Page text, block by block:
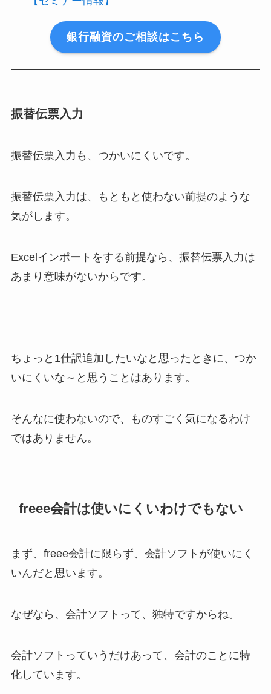
銀行融資のご相談はこちら
振替伝票入力
振替伝票入力も、つかいにくいです。
振替伝票入力は、もともと使わない前提のような
気がします。
Excelインポートをする前提なら、振替伝票入力は
あまり意味がないからです。
ちょっと1仕訳追加したいなと思ったときに、つか
いにくいな～と思うことはあります。
そんなに使わないので、ものすごく気になるわけ
ではありません。
freee会計は使いにくいわけでもない
まず、freee会計に限らず、会計ソフトが使いにく
いんだと思います。
なぜなら、会計ソフトって、独特ですからね。
会計ソフトっていうだけあって、会計のことに特
化しています。